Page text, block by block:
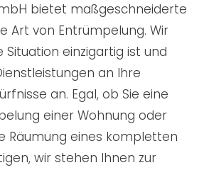
bietet maßgeschneiderte
Art von Entrümpelung. Wir
Situation einzigartig ist und
an Ihre
an. Egal, ob Sie eine
einer Wohnung oder
Räumung eines kompletten
wir stehen Ihnen zur